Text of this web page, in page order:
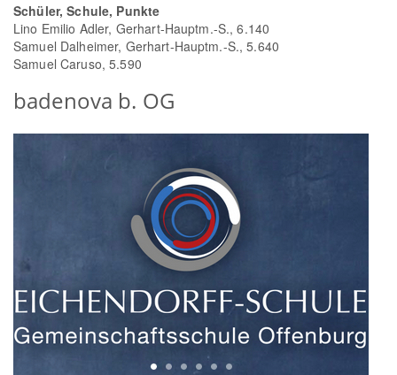
Schüler, Schule, Punkte
Lino Emilio Adler, Gerhart-Hauptm.-S., 6.140
Samuel Dalheimer, Gerhart-Hauptm.-S., 5.640
Samuel Caruso, 5.590
badenova b. OG